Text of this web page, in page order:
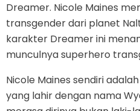
Dreamer. Nicole Maines
transgender dari planet
karakter Dreamer ini
munculnya superhero
Nicole Maines sendiri
yang lahir dengan nama